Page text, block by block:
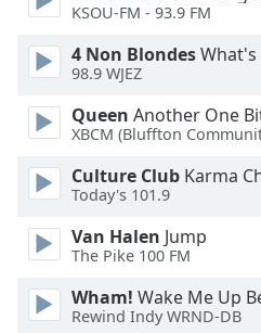
Reset
Close
Modal
dialog
window.
KSOU-FM - 93.9 FM
4 Non BlondesWhat's
98.9 WJEZ
Queen Another One
XBCM (Bluffton
Culture Club Karma
Today's 101.9
Van Halen Jump
The Pike 100 FM
Wham! Wake Me Up
Rewind Indy WRND-DB